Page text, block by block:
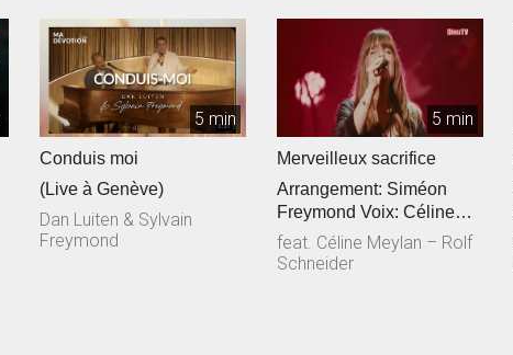
5 min
Conduis moi
(Live à Genève)
Dan Luiten & Sylvain
Freymond
5 min
Merveilleux sacrifice
Arrangement: Siméon
Freymond Voix: Céline
Meylan Guitare
acoustique: Rolf Sc...
feat. Céline Meylan – Rolf
Schneider